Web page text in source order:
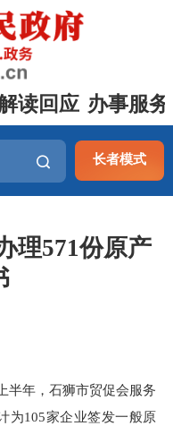
读回应 办事服务
长者模式
理571份原产
年，石狮市贸促会服务
为105家企业签发一般原